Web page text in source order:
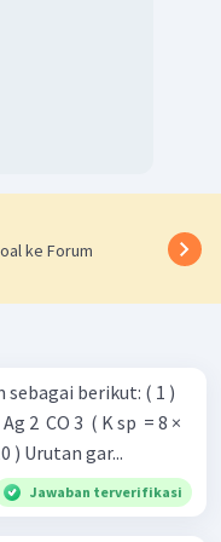
ke Forum
berikut: ( 1 )
2 ​ CO 3 ​ ( K sp ​ = 8 ×
1 0 − 12 ) ( 3 ) AgCl ( K sp ​ = 1 × 1 0 − 10 ) Urutan gar...
Jawaban terverifikasi